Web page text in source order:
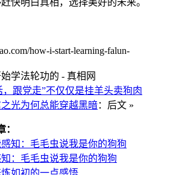
how-i-start-learning-falun-
学法轮功的 - 真相网
，跟党走”不仅仅是挂羊头卖狗肉
光为何总能穿越黑暗：后文 »
：毛毛虫说我是你的狗狗